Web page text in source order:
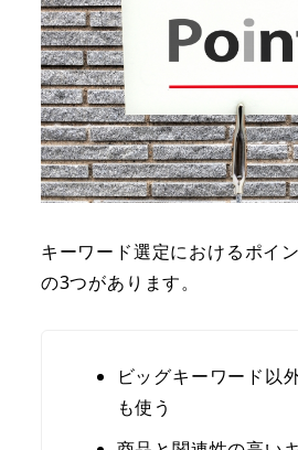
キーワード選定におけるポイ
の3つがあります。
ビッグキーワード以
も使う